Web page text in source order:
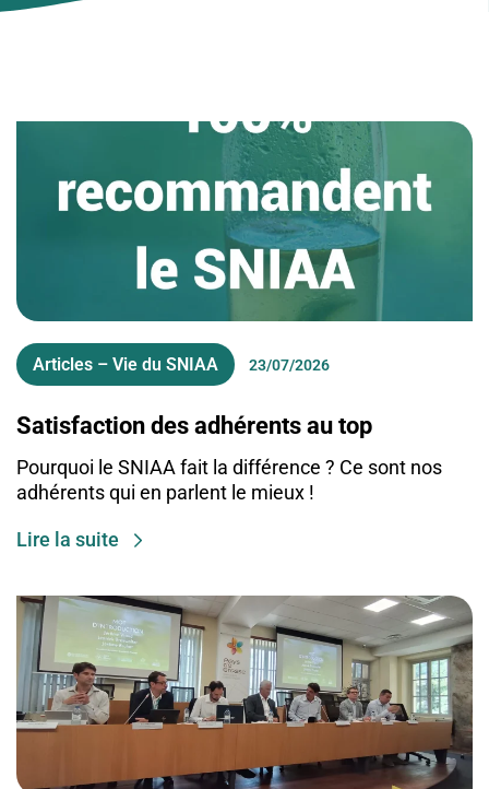
Articles – Vie du SNIAA 23/07/2026
Satisfaction des adhérents au top
Pourquoi le SNIAA fait la différence ? Ce sont nos
adhérents qui en parlent le mieux !
Lire la suite